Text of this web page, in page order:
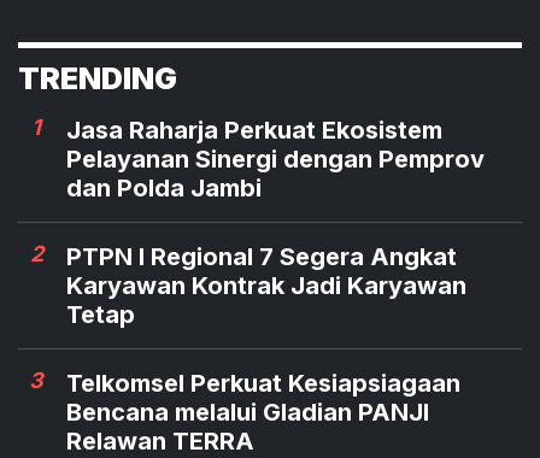
TRENDING
1
Jasa Raharja Perkuat Ekosistem
Pelayanan Sinergi dengan Pemprov
dan Polda Jambi
2
PTPN I Regional 7 Segera Angkat
Karyawan Kontrak Jadi Karyawan
Tetap
3
Telkomsel Perkuat Kesiapsiagaan
Bencana melalui Gladian PANJI
Relawan TERRA